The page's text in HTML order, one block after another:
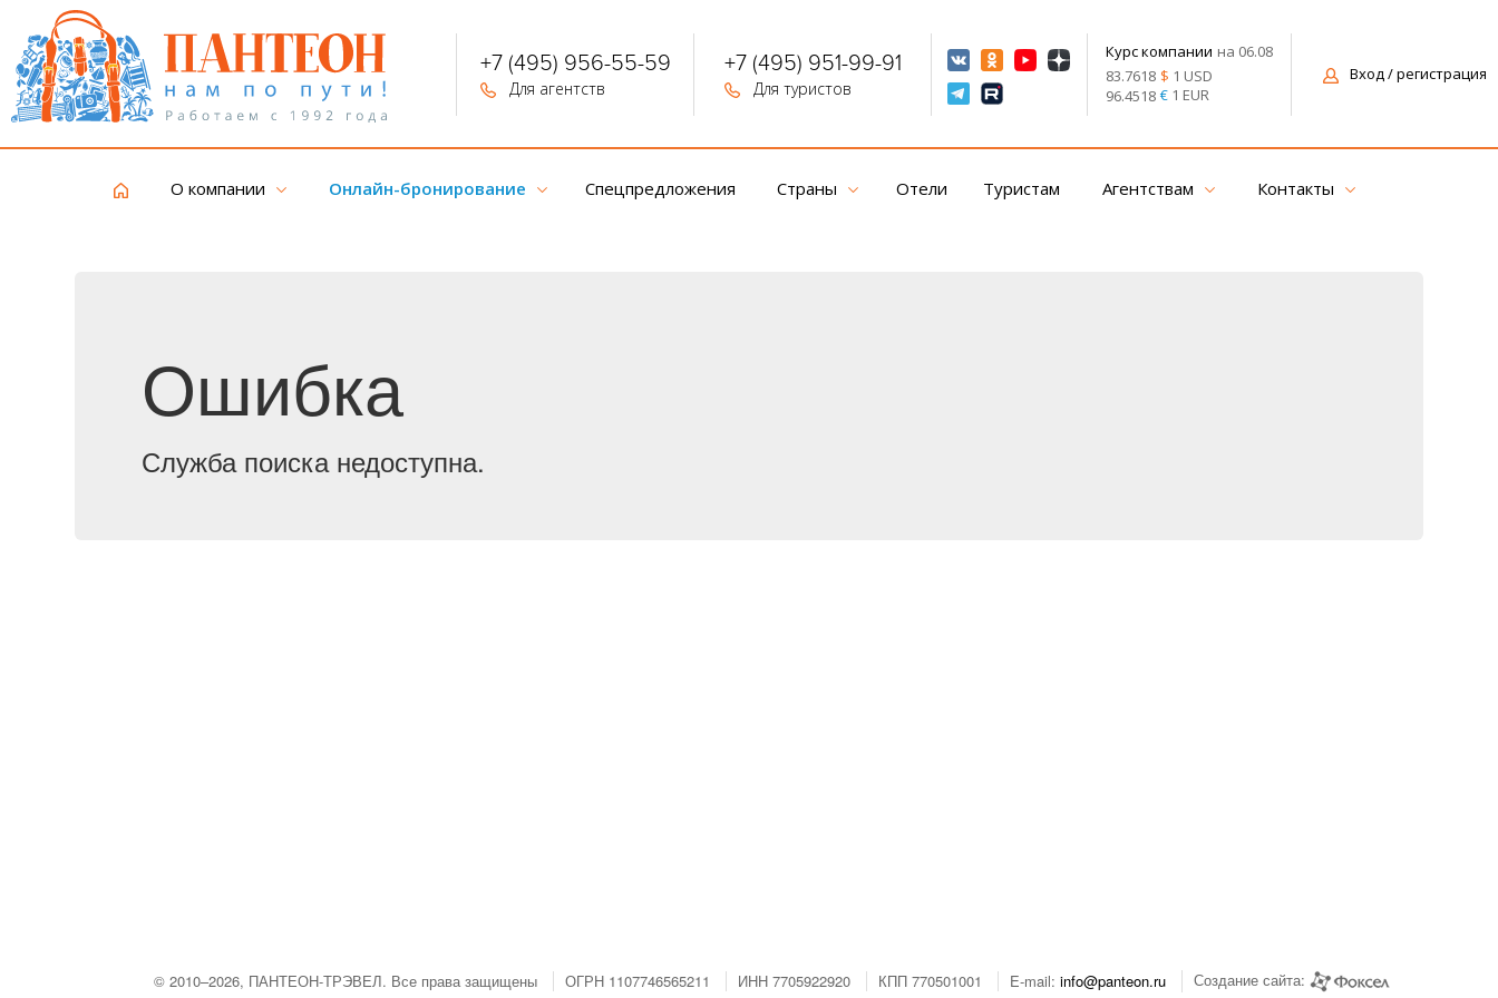
+7 (495) 956-55-59
Для агентств
+7 (495) 951-99-91
Для туристов
Курс компании на 06.08
83.7618 $ 1 USD
96.4518 €1 EUR
Вход/ регистрация
О компании Онлайн-бронирование Спецпредложения Страны Отели Туристам Агентствам Контакты
Ошибка
Служба поиска недоступна.
© 2010–2026, ПАНТЕОН-ТРЭВЕЛ. Все права защищены ОГРН 1107746565211 ИНН 7705922920 КПП 770501001 E-mail: info@panteon.ru Создание сайта: